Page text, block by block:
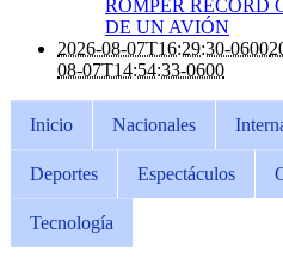
ROMPER RÉCORD
DE UN AVIÓN
2026-08-07T16:29:30-0600
08-07T14:54:33-0600
Inicio Nacionales
Deportes Espectáculos
Tecnología